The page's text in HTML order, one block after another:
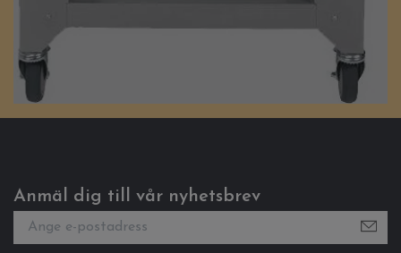
Anmäl dig till vår nyhetsbrev